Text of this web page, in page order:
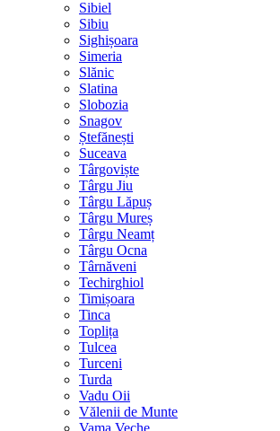
Sibiel
Sibiu
Sighișoara
Simeria
Slănic
Slatina
Slobozia
Snagov
Ștefănești
Suceava
Târgoviște
Târgu Jiu
Târgu Lăpuș
Târgu Mureș
Târgu Neamț
Târgu Ocna
Târnăveni
Techirghiol
Timișoara
Tinca
Toplița
Tulcea
Turceni
Turda
Vadu Oii
Vălenii de Munte
Vama Veche